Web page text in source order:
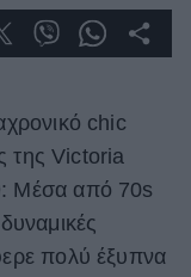
chic
της Victoria
Μέσα από 70s
πολύ έξυπνα